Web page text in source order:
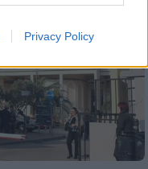
Privacy Policy